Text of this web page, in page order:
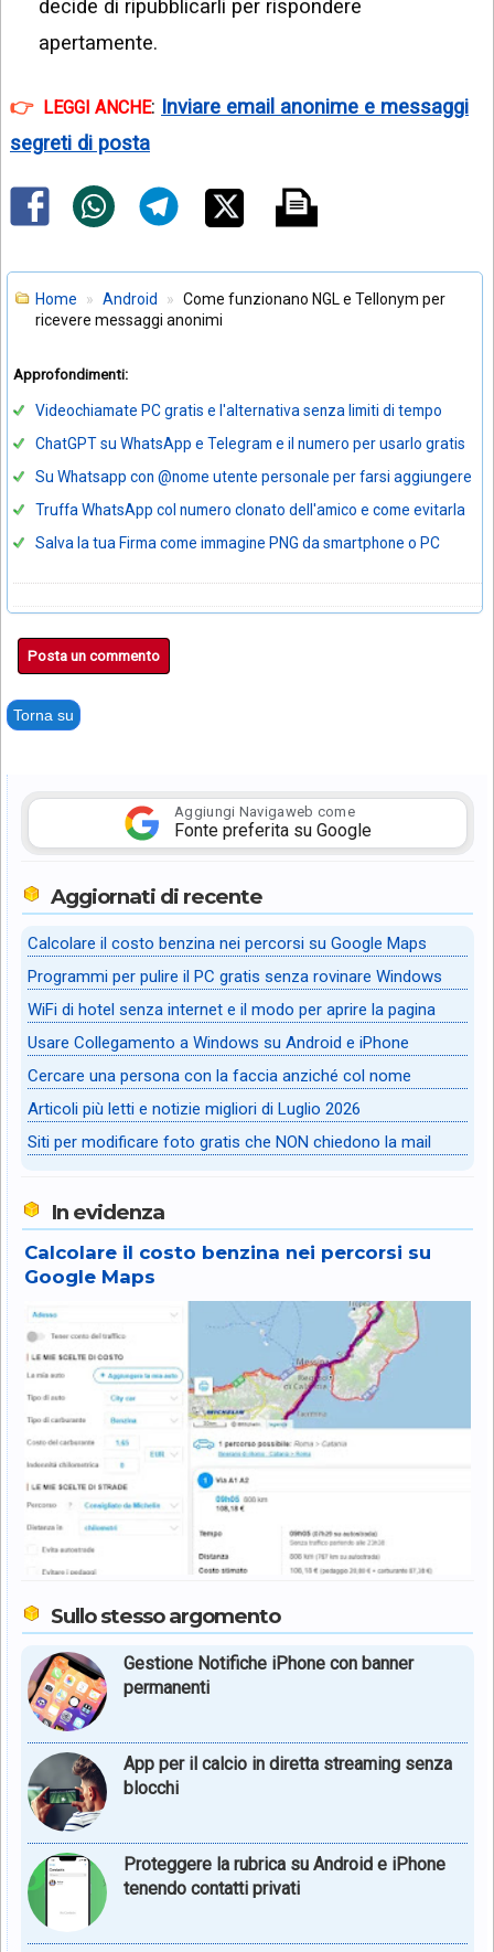
decide di ripubblicarli per rispondere
apertamente.
LEGGI ANCHE: Inviare email anonime e messaggi
segreti di posta
Home Android
Come funzionano NGL e Tellonym per
ricevere messaggi anonimi
Approfondimenti:
Videochiamate PC gratis e l'alternativa senza limiti di tempo
ChatGPT su WhatsApp e Telegram e il numero per usarlo gratis
Su Whatsapp con @nome utente personale per farsi aggiungere
Truffa WhatsApp col numero clonato dell'amico e come evitarla
Salva la tua Firma come immagine PNG da smartphone o PC
Posta un commento
Torna su
Aggiungi Navigaweb come
Fonte preferita su Google
Aggiornati di recente
Calcolare il costo benzina nei percorsi su Google Maps
Programmi per pulire il PC gratis senza rovinare Windows
WiFi di hotel senza internet e il modo per aprire la pagina
Usare Collegamento a Windows su Android e iPhone
Cercare una persona con la faccia anziché col nome
Articoli più letti e notizie migliori di Luglio 2026
Siti per modificare foto gratis che NON chiedono la mail
In evidenza
Calcolare il costo benzina nei percorsi su
Google Maps
Sullo stesso argomento
Gestione Notifiche iPhone con banner
permanenti
App per il calcio in diretta streaming senza
blocchi
Proteggere la rubrica su Android e iPhone
tenendo contatti privati